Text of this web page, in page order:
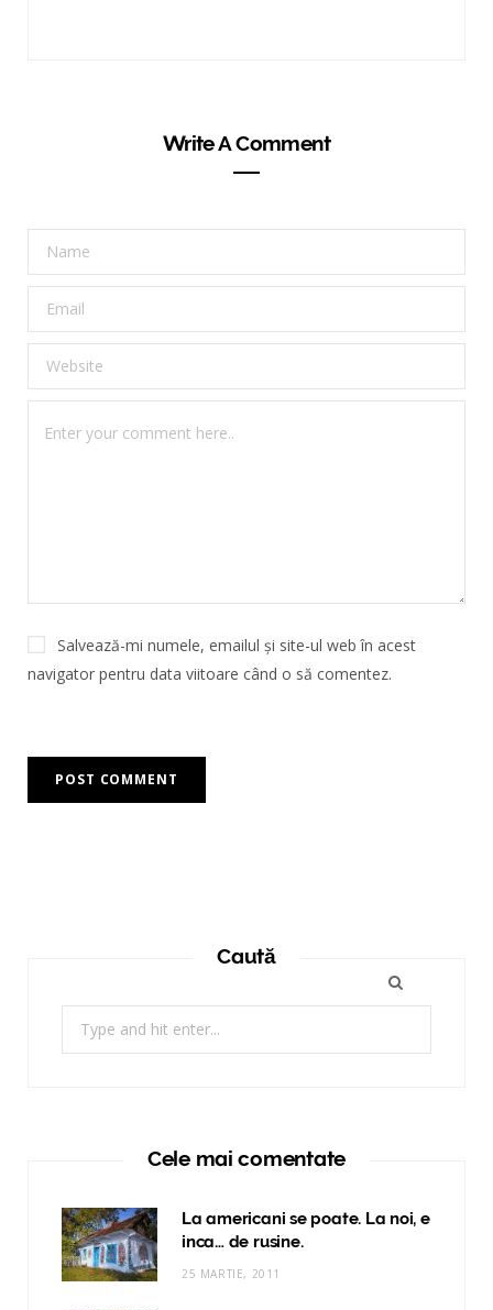
Write A Comment
Salvează-mi numele, emailul și site-ul web în acest
navigator pentru data viitoare când o să comentez.
Caută
Cele mai comentate
La americani se poate. La noi, e
inca… de rusine.
25 MARTIE, 2011